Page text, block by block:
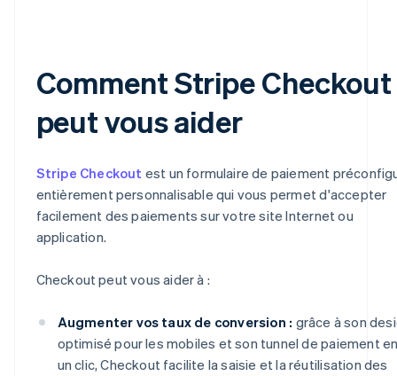
Comment Stripe Checkout
peut vous aider
Stripe Checkout est un formulaire de paiement
entièrement personnalisable qui vous permet d'accepter
facilement des paiements sur votre site Internet ou
application.
Checkout peut vous aider à :
Augmenter vos taux de conversion : grâce à son
optimisé pour les mobiles et son tunnel de paiement
un clic, Checkout facilite la saisie et la réutilisation des